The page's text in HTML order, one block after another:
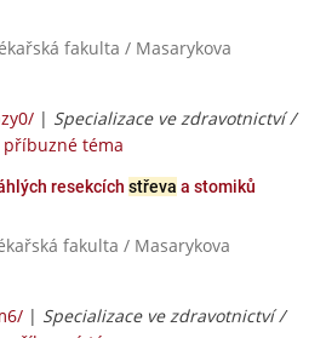
fakulta / Masarykova
| Specializace ve zdravotnictví /
příbuzné téma
resekcích střeva a stomiků
fakulta / Masarykova
| Specializace ve zdravotnictví /